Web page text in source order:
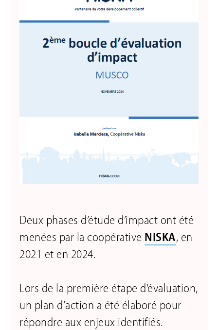
Deux phases d’étude d’impact ont été
menées par la coopérative NISKA, en
2021 et en 2024.
Lors de la première étape d’évaluation,
un plan d’action a été élaboré pour
répondre aux enjeux identifiés.